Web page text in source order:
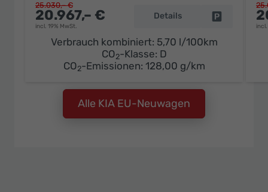
20.967,– €
incl. 19% MwSt.
25.030,– €
Details Fahrzeug
Verbrauch kombiniert: 5,70 l/100km
CO2-Klasse: D
CO2-Emissionen: 128,00 g/km
Alle KIA EU-Neuwagen